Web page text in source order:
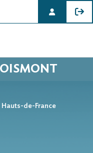
Hauts-de-France